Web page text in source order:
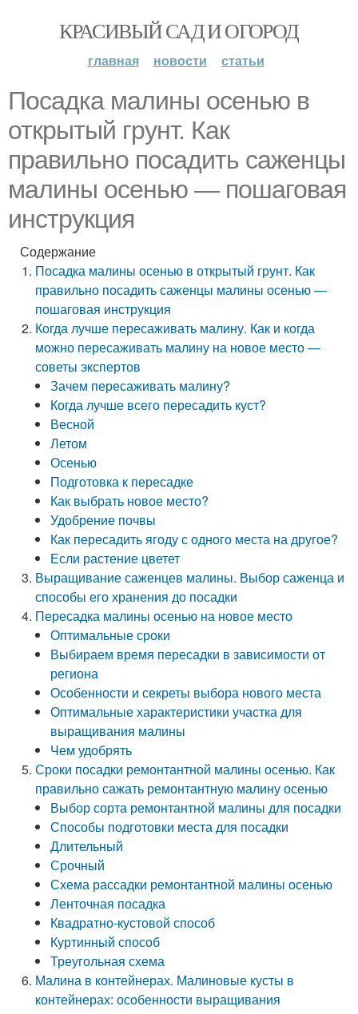
КРАСИВЫЙ САД И ОГОРОД
главная новости статьи
Посадка малины осенью в
открытый грунт. Как
правильно посадить саженцы
малины осенью — пошаговая
инструкция
Содержание
Посадка малины осенью в открытый грунт. Как
правильно посадить саженцы малины осенью —
пошаговая инструкция
Когда лучше пересаживать малину. Как и когда
можно пересаживать малину на новое место —
советы экспертов
Зачем пересаживать малину?
Когда лучше всего пересадить куст?
Весной
Летом
Осенью
Подготовка к пересадке
Как выбрать новое место?
Удобрение почвы
Как пересадить ягоду с одного места на другое?
Если растение цветет
Выращивание саженцев малины. Выбор саженца и
способы его хранения до посадки
Пересадка малины осенью на новое место
Оптимальные сроки
Выбираем время пересадки в зависимости от
региона
Особенности и секреты выбора нового места
Оптимальные характеристики участка для
выращивания малины
Чем удобрять
Сроки посадки ремонтантной малины осенью. Как
правильно сажать ремонтантную малину осенью
Выбор сорта ремонтантной малины для посадки
Способы подготовки места для посадки
Длительный
Срочный
Схема рассадки ремонтантной малины осенью
Ленточная посадка
Квадратно-кустовой способ
Куртинный способ
Треугольная схема
Малина в контейнерах. Малиновые кусты в
контейнерах: особенности выращивания